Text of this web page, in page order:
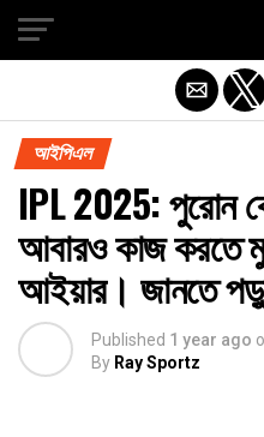
আইপিএল
IPL 2025: পুরোন
আবারও কাজ করতে
আইয়ার। জানতে
Published 1 year ago
By Ray Sportz